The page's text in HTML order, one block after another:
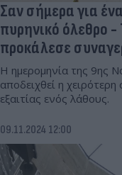
Σαν σήμερα για
πυρηνικό όλεθρο
προκάλεσε
Η ημερομηνία της 9ης
αποδειχθεί η
εξαιτίας ενός λάθους.
09.11.2024 12:00